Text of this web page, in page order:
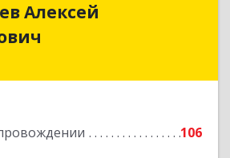
Алексей
106
ИП Журавлев Алексей
Подробнее